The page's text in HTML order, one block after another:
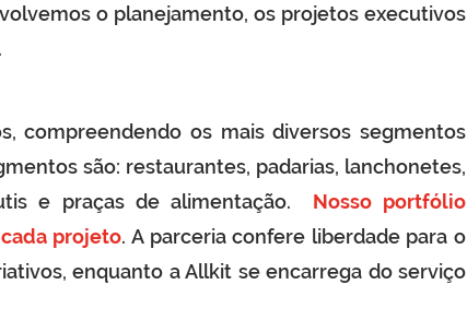
o planejamento, os projetos executivos
compreendendo os mais diversos segmentos
são: restaurantes, padarias, lanchonetes,
e praças de alimentação. Nosso portfólio
projeto. A parceria confere liberdade para o
enquanto a Allkit se encarrega do serviço